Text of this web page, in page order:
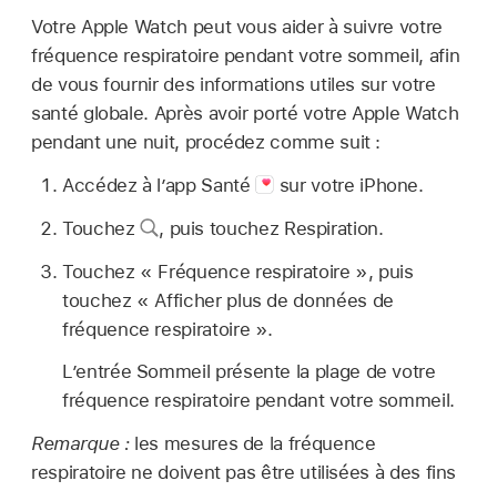
Votre Apple Watch peut vous aider à suivre votre
fréquence respiratoire pendant votre sommeil, afin
de vous fournir des informations utiles sur votre
santé globale. Après avoir porté votre Apple Watch
pendant une nuit, procédez comme suit :
Accédez à l’app Santé
sur votre iPhone.
Touchez
, puis touchez Respiration.
Touchez « Fréquence respiratoire », puis
touchez « Afficher plus de données de
fréquence respiratoire ».
L’entrée Sommeil présente la plage de votre
fréquence respiratoire pendant votre sommeil.
Remarque : les mesures de la fréquence
respiratoire ne doivent pas être utilisées à des fins